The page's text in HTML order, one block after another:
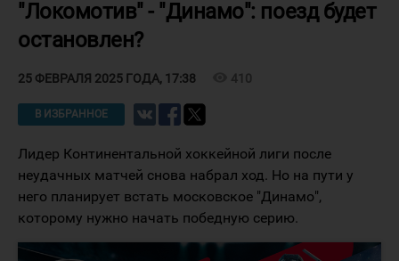
"Локомотив" - "Динамо": поезд будет
остановлен?
25 ФЕВРАЛЯ 2025 ГОДА, 17:38 410
В ИЗБРАННОЕ
Лидер Континентальной хоккейной лиги после
неудачных матчей снова набрал ход. Но на пути у
него планирует встать московское "Динамо",
которому нужно начать победную серию.